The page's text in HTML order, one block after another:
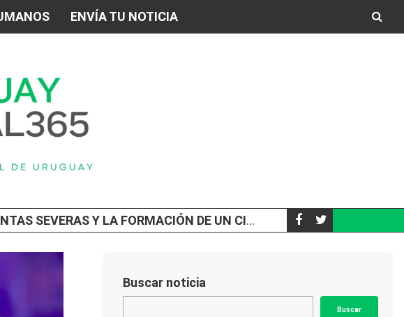
ENVÍA TU NOTICIA
Y LA FORMACIÓN DE UN CICLÓN EXTRATROPICAL SOCIEDAD A LOS 65 AÑOS,
Buscar noticia
Buscar